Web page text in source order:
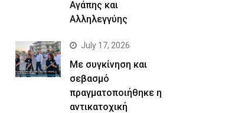
Αγάπης και
Αλληλεγγύης
July 17, 2026
Με συγκίνηση και
σεβασμό
πραγματοποιήθηκε η
αντικατοχική